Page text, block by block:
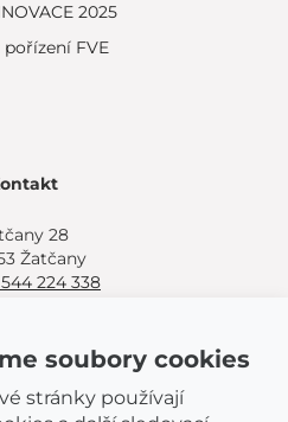
2025
FVE
28
Žatčany
224 338
nákupu:
poblíž.
544 224 338.
soubory cookies
stránky používají